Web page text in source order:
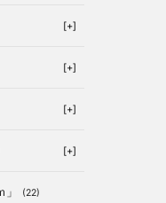
[+]
[+]
[+]
[+]
(22)